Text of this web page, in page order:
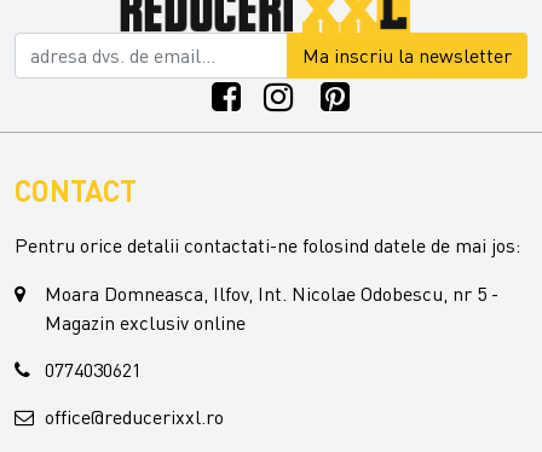
Ma inscriu la newsletter
CONTACT
Pentru orice detalii contactati-ne folosind datele de mai jos:
Moara Domneasca, Ilfov, Int. Nicolae Odobescu, nr 5 -
Magazin exclusiv online
0774030621
office@reducerixxl.ro